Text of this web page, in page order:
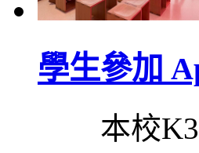
學生參加
本校K3